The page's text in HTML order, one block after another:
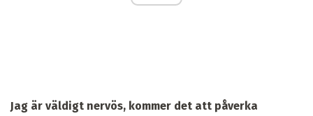
Jag är väldigt nervös, kommer det att påverka